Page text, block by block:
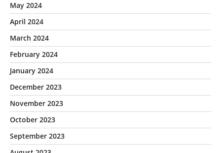
May 2024
April 2024
March 2024
February 2024
January 2024
December 2023
November 2023
October 2023
September 2023